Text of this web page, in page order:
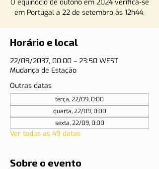
O equinócio de outono em 2024 verifica-se
em Portugal a 22 de setembro às 12h44.
Horário e local
22/09/2037, 00:00 – 23:50 WEST
Mudança de Estação
Outras datas
terça, 22/09, 0:00
quarta, 22/09, 0:00
sexta, 22/09, 0:00
Ver todas as 49 datas
Sobre o evento